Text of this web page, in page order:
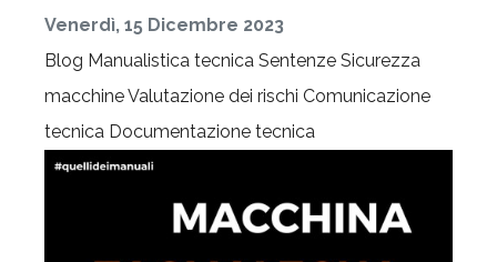
Venerdì, 15 Dicembre 2023
Blog Manualistica tecnica Sentenze Sicurezza
macchineValutazione dei rischi Comunicazione
tecnica Documentazione tecnica